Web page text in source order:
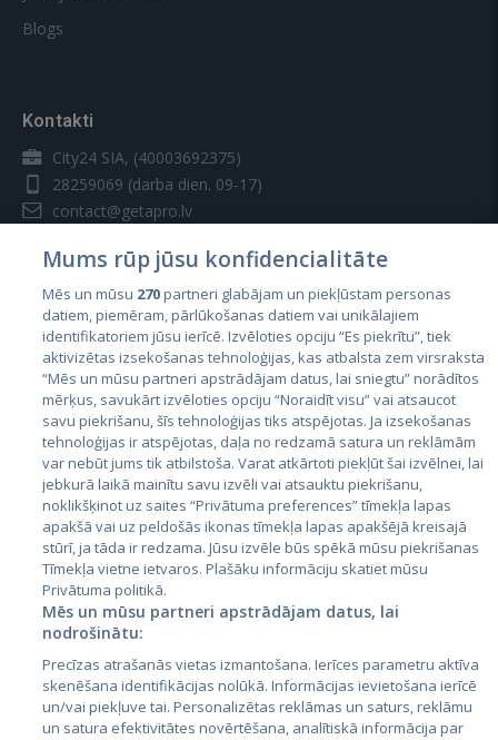
Blogs
Kontakti
City24 SIA, (40003692375)
28259069 (darba dien. 09-17)
contact@getapro.lv
Valstis
Igaunija
Latvija
Lietuva
City24.lv
City24.ee
GetaPro.lv
GetaPro.ee
CVbankas.lt
Kainos.lt
Paslaugos.lt
auto24.ee
Mums rūp jūsu konfidencialitāte
Mēs un mūsu 270partneri glabājam un piekļūstam personas
datiem, piemēram, pārlūkošanas datiem vai unikālajiem
identifikatoriem jūsu ierīcē. Izvēloties opciju “Es piekrītu”, tiek
aktivizētas izsekošanas tehnoloģijas, kas atbalsta zem virsraksta
“Mēs un mūsu partneri apstrādājam datus, lai sniegtu” norādītos
mērķus, savukārt izvēloties opciju “Noraidīt visu” vai atsaucot
savu piekrišanu, šīs tehnoloģijas tiks atspējotas. Ja izsekošanas
tehnoloģijas ir atspējotas, daļa no redzamā satura un reklāmām
var nebūt jums tik atbilstoša. Varat atkārtoti piekļūt šai izvēlnei, lai
jebkurā laikā mainītu savu izvēli vai atsauktu piekrišanu,
noklikšķinot uz saites “Privātuma preferences” tīmekļa lapas
apakšā vai uz peldošās ikonas tīmekļa lapas apakšējā kreisajā
stūrī, ja tāda ir redzama. Jūsu izvēle būs spēkā mūsu piekrišanas
Tīmekļa vietne ietvaros. Plašāku informāciju skatiet mūsu
Privātuma politikā.
Mēs un mūsu partneri apstrādājam datus, lai
nodrošinātu:
Precīzas atrašanās vietas izmantošana. Ierīces parametru aktīva
skenēšana identifikācijas nolūkā. Informācijas ievietošana ierīcē
un/vai piekļuve tai. Personalizētas reklāmas un saturs, reklāmu
un satura efektivitātes novērtēšana, analītiskā informācija par